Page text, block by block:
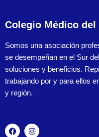
Colegio Médico
Somos una asociación
se desempeñan en el Sur
soluciones y beneficios.
trabajando por y para ellos
y región.